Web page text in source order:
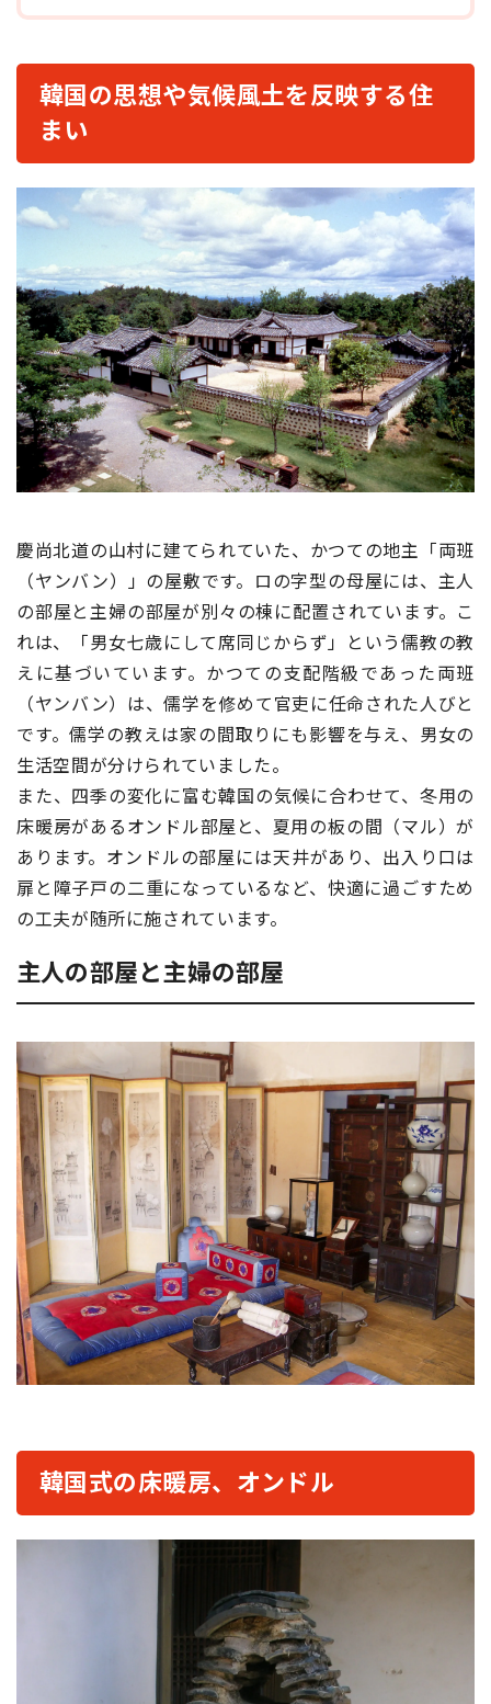
プライバシーポリシー
韓国の思想や気候風土を反映する住
まい
慶尚北道の山村に建てられていた、かつての地主「両班
（ヤンバン）」の屋敷です。ロの字型の母屋には、主人
の部屋と主婦の部屋が別々の棟に配置されています。こ
れは、「男女七歳にして席同じからず」という儒教の教
えに基づいています。 かつての支配階級であった両班
（ヤンバン）は、儒学を修めて官吏に任命された人びと
です。儒学の教えは家の間取りにも影響を与え、男女の
生活空間が分けられていました。
また、四季の変化に富む韓国の気候に合わせて、冬用の
床暖房があるオンドル部屋と、夏用の板の間（マル）が
あります。オンドルの部屋には天井があり、出入り口は
扉と障子戸の二重になっているなど、快適に過ごすため
の工夫が随所に施されています。
主人の部屋と主婦の部屋
韓国式の床暖房、オンドル